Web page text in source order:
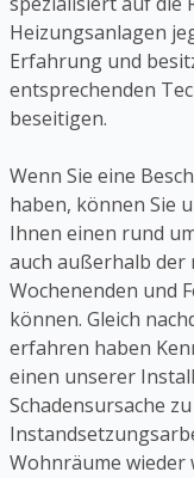
Heizungsanlagen
Erfahrung und
entsprechenden
beseitigen.
Wenn Sie eine
haben, können Sie
Ihnen einen rund
auch außerhalb der
Wochenenden und
können. Gleich
erfahren haben
einen unserer
Schadensursache
Wohnräume wieder